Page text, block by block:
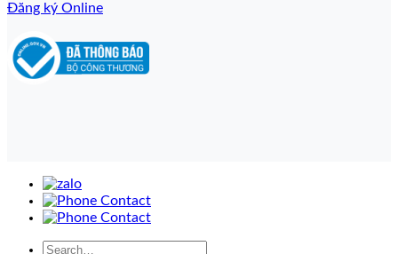
Đăng ký Online